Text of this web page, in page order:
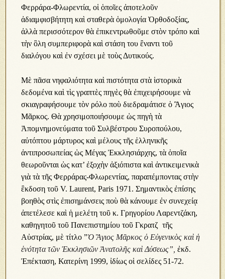
Φερράρα-Φλωρεντία, οἱ ὁποῖες ἀποτελοῦν
ἀδιαμφισβήτητη καὶ σταθερὰ ὁμολογία Ὀρθοδοξίας,
ἀλλὰ περισσότερον θὰ ἐπικεντρωθοῦμε στὸν τρόπο καὶ
τὴν ὃλη συμπεριφορὰ καὶ στάση του ἒναντι τοῦ
διαλόγου καὶ ἐν σχέσει μὲ τοὺς Δυτικούς.
Μὲ πᾶσα νηφαλιότητα καὶ πιστότητα στὰ ἱστορικὰ
δεδομένα καὶ τὶς γραπτὲς πηγὲς θὰ ἐπιχειρήσουμε νὰ
σκιαγραφήσουμε τὸν ρόλο ποὺ διεδραμάτισε ὁ Ἃγιος
Μᾶρκος. Θὰ χρησιμοποιήσουμε ὡς πηγὴ τὰ
Ἀπομνημονεύματα τοῦ Συλβέστρου Συροπούλου,
αὐτόπτου μάρτυρος καὶ μέλους τῆς ἑλληνικῆς
ἀντιπροσωπείας ὡς Μέγας Ἐκκλησιάρχης, τὰ ὁποῖα
θεωροῦνται ὡς κατ’ ἐξοχὴν ἀξιόπιστα καὶ ἀντικειμενικὰ
γιὰ τὰ τῆς Φερράρας-Φλωρεντίας, παραπέμποντας στὴν
ἒκδοση τοῦ V. Laurent, Paris 1971. Σημαντικὸς ἐπίσης
βοηθὸς στὶς ἐπισημάνσεις ποὺ θὰ κάνουμε ἐν συνεχείᾳ
ἀπετέλεσε καὶ ἡ μελέτη τοῦ κ. Γρηγορίου Λαρεντζάκη,
καθηγητοῦ τοῦ Πανεπιστημίου τοῦ Γκρατζ τῆς
Αὐστρίας, μὲ τίτλο ”Ὁ Ἃγιος Μᾶρκος ὁ Εὐγενικὸς καὶ ἡ
ἑνότητα τῶν Ἐκκλησιῶν Ἀνατολῆς καὶ Δύσεως”,ἐκδ.
Ἐπέκταση, Κατερίνη 1999, ἰδίως οἱ σελίδες 51-72.